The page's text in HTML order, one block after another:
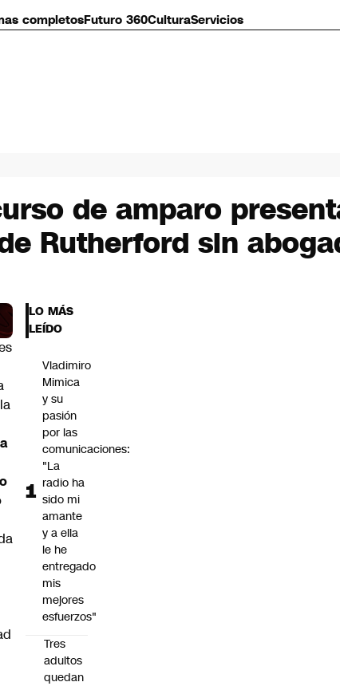
completosFuturo 360CulturaServicios
de amparo
Rutherford sin
LO MÁS
LEÍDO
Vladimiro
Mimica
y su
pasión
por las
comunicaciones:
"La
radio ha
sido mi
amante
y a ella
le he
entregado
mis
mejores
esfuerzos"
Tres
adultos
quedan